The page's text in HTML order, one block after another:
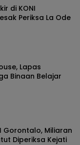
di KONI
Periksa La Ode
Lapas
Binaan Belajar
Gorontalo, Miliaran
Diperiksa Kejati